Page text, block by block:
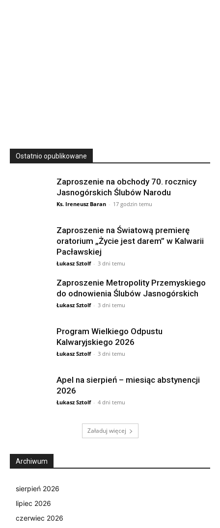
Ostatnio opublikowane
Zaproszenie na obchody 70. rocznicy
Jasnogórskich Ślubów Narodu
Ks. Ireneusz Baran - 17 godzin temu
Zaproszenie na Światową premierę
oratorium „Życie jest darem” w Kalwarii
Pacławskiej
Łukasz Sztolf - 3 dni temu
Zaproszenie Metropolity Przemyskiego
do odnowienia Ślubów Jasnogórskich
Łukasz Sztolf - 3 dni temu
Program Wielkiego Odpustu
Kalwaryjskiego 2026
Łukasz Sztolf - 3 dni temu
Apel na sierpień – miesiąc abstynencji
2026
Łukasz Sztolf - 4 dni temu
Załaduj więcej
Archiwum
sierpień 2026
lipiec 2026
czerwiec 2026